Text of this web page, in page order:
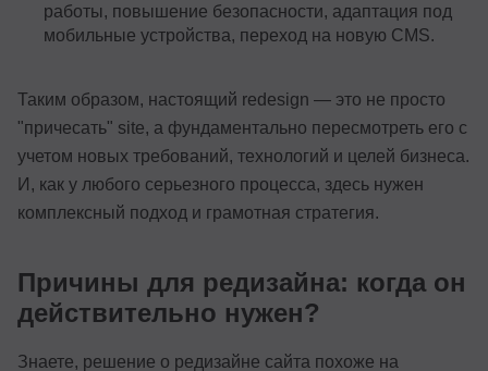
работы, повышение безопасности, адаптация под
мобильные устройства, переход на новую CMS.
Таким образом, настоящий redesign — это не просто
"причесать" site, а фундаментально пересмотреть его с
учетом новых требований, технологий и целей бизнеса.
И, как у любого серьезного процесса, здесь нужен
комплексный подход и грамотная стратегия.
Причины для редизайна: когда он
действительно нужен?
Знаете, решение о редизайне сайта похоже на